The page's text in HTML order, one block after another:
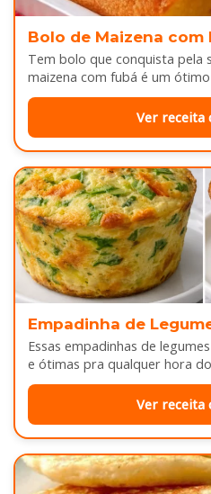
Bolo de Maizena com
Tem bolo que conquista pela
maizena com fubá é um
Ver receita
Empadinha de
Essas empadinhas de
e ótimas pra qualquer hora do
Ver receita